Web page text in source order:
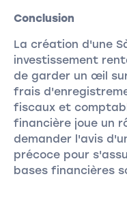
Conclusion
La création d'une
investissement
de garder un œil
frais
fiscaux et
financière joue un
demander l'avis
précoce pour
bases financières